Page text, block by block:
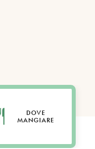
DOVE
MANGIARE